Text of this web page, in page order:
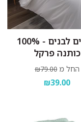
מצעים לבנים - 100%
כותנה פרקל
החל מ ₪79.00
₪39.00